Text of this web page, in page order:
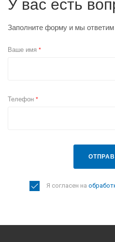
У вас есть
Заполните форму и мы
Ваше имя *
Телефон *
Я согласен на